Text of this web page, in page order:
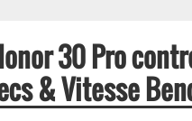
30 Pro
& Vitesse